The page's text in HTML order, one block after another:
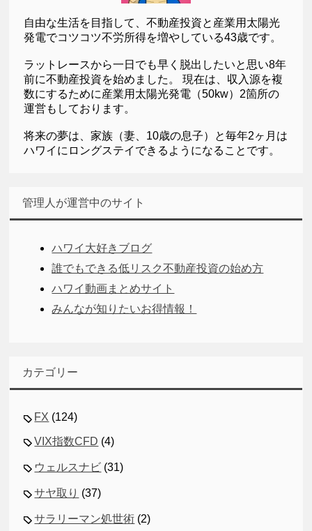
自由な生活を目指して、不動産投資と産業用太陽光
発電でコツコツ不労所得を増やしている43歳です。
ラットレースから一日でも早く脱出したいと思い8年
前に不動産投資を始めました。 現在は、収入源を複
数にするために産業用太陽光発電（50kw）2箇所の
運営もしております。
将来の夢は、家族（妻、10歳の息子）と毎年2ヶ月は
ハワイにロングステイできるようになることです。
管理人が運営中のサイト
ハワイ大好きブログ
誰でもできる低リスク不動産投資の始め方
ハワイ動画まとめサイト
みんなが知りたいお得情報！
カテゴリー
FX (124)
VIX指数CFD (4)
ウェルスナビ (31)
サヤ取り (37)
サラリーマン処世術 (2)